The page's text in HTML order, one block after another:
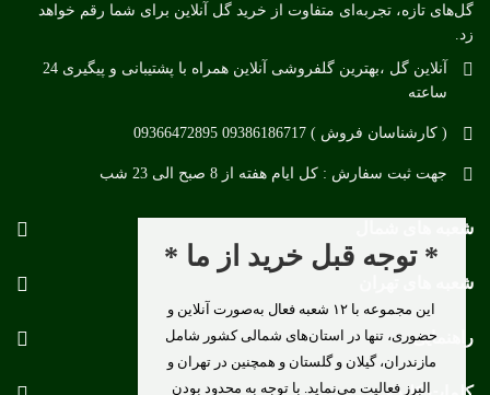
گل‌های تازه، تجربه‌ای متفاوت از خرید گل آنلاین برای شما رقم خواهد
زد.
آنلاین گل ،بهترین گلفروشی آنلاین همراه با پشتیبانی و پیگیری 24
ساعته
( کارشناسان فروش ) 09386186717 09366472895
جهت ثبت سفارش : کل ایام هفته از 8 صبح الی 23 شب
شعبه های شمال
شعبه های تهران
راهنمایی
* توجه قبل خرید از ما *
این مجموعه با ۱۲ شعبه فعال به‌صورت آنلاین و
حضوری، تنها در استان‌های شمالی کشور شامل
مازندران، گیلان و گلستان و همچنین در تهران و
البرز فعالیت می‌نماید. با توجه به محدود بودن